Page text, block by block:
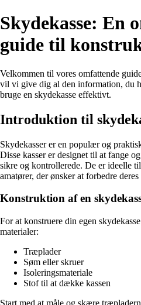
Skydekasse: En
guide til
Velkommen til vores omfattende
vil vi give dig al den information, du
bruge en skydekasse effektivt.
Introduktion til
Skydekasser er en populær og
Disse kasser er designet til at fange
sikre og kontrollerede. De er ideelle
amatører, der ønsker at forbedre
Konstruktion af en
For at konstruere din egen
materialer:
Træplader
Søm eller skruer
Isoleringsmateriale
Stof til at dække kassen